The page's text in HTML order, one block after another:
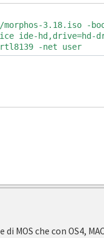
morphos-3.18.iso -
ide-
-net user
che con OS4, MAC-